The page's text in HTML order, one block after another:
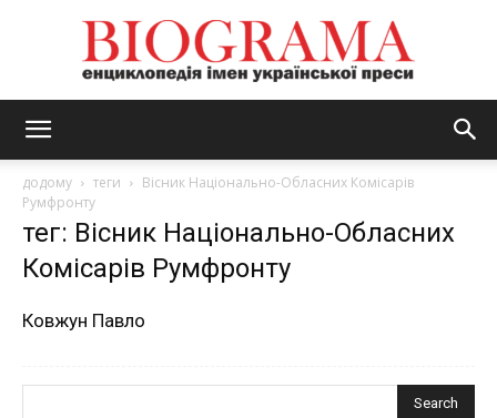
додому теги
Вісник Національно-Обласних Комісарів
Румфронту
тег: Вісник Національно-Обласних
Комісарів Румфронту
Ковжун Павло